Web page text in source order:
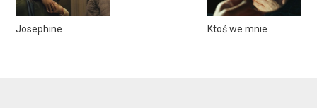
Josephine Ktoś we mnie